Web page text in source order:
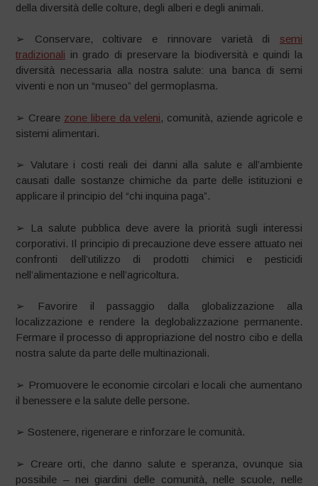
della diversità delle colture, degli alberi e degli animali.
➢ Conservare, coltivare e rinnovare varietà di semi
tradizionali in grado di preservare la biodiversità e quindi la
diversità necessaria alla nostra salute: una banca di semi
viventi e non un “museo” del germoplasma.
➢ Creare zone libere da veleni, comunità, aziende agricole e
sistemi alimentari.
➢ Valutare i costi reali dei danni alla salute e all’ambiente
causati dalle sostanze chimiche da parte delle istituzioni e
applicare il principio del “chi inquina paga”.
➢ La salute pubblica deve avere la priorità sugli interessi
corporativi. Il principio di precauzione deve essere attuato nei
confronti dell’utilizzo di prodotti chimici e pesticidi
nell’alimentazione e nell’agricoltura.
➢ Favorire il passaggio dalla globalizzazione alla
localizzazione e rendere la deglobalizzazione permanente.
Fermare il processo di appropriazione del nostro cibo e della
nostra salute da parte delle multinazionali.
➢ Promuovere le economie circolari e locali che aumentano
il benessere e la salute delle persone.
➢ Sostenere, rigenerare e rinforzare le comunità.
➢ Creare orti, che danno salute e speranza, ovunque sia
possibile – nei giardini delle comunità, nelle scuole, nelle